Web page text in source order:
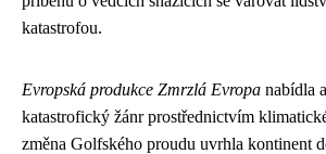
katastrofou.
Evropská produkce Zmrzlá Evropa nabídla
katastrofický žánr prostřednictvím
změna Golfského proudu uvrhla kontinent